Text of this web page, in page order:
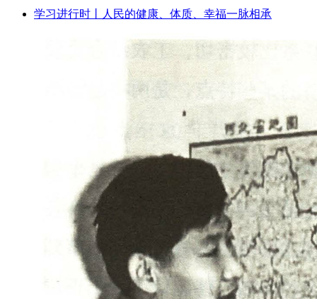
学习进行时丨人民的健康、体质、幸福一脉相承